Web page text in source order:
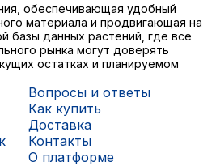
обеспечивающая удобный
материала и продвигающая на
базы данных растений, где все
рынка могут доверять
остатках и планируемом
Вопросы и ответы
Как купить
Доставка
Контакты
О платформе